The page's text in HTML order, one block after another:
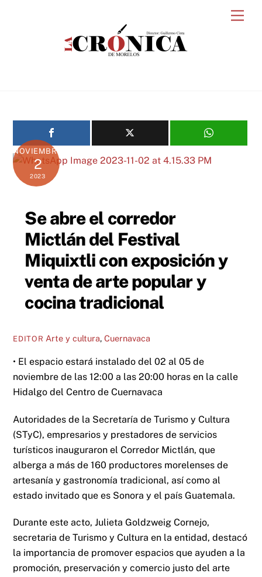
NOVIEMBRE
2
2023
Se abre el corredor
Mictlán del Festival
Miquixtli con exposición y
venta de arte popular y
cocina tradicional
EDITOR Arte y cultura,Cuernavaca
• El espacio estará instalado del 02 al 05 de
noviembre de las 12:00 a las 20:00 horas en la calle
Hidalgo del Centro de Cuernavaca
Autoridades de la Secretaría de Turismo y Cultura
(STyC), empresarios y prestadores de servicios
turísticos inauguraron el Corredor Mictlán, que
alberga a más de 160 productores morelenses de
artesanía y gastronomía tradicional, así como al
estado invitado que es Sonora y el país Guatemala.
Durante este acto, Julieta Goldzweig Cornejo,
secretaria de Turismo y Cultura en la entidad, destacó
la importancia de promover espacios que ayuden a la
promoción, preservación y comercio justo del arte